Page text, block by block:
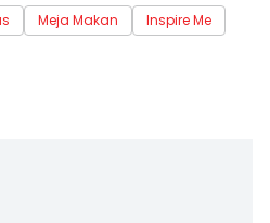
Meja Makan Inspire Me